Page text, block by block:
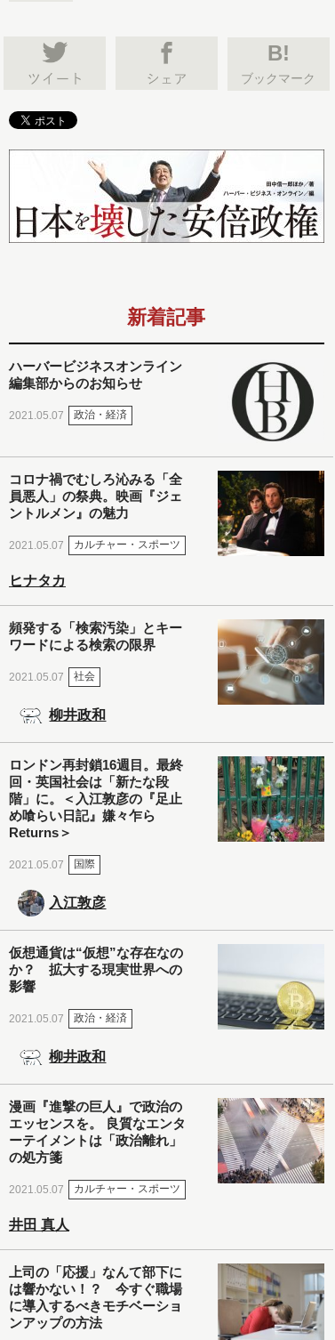
B!
ブックマーク
新着記事
ハーバービジネスオンライン
編集部からのお知らせ
2021.05.07 政治・経済
コロナ禍でむしろ沁みる「全
員悪人」の祭典。映画『ジェ
ントルメン』の魅力
2021.05.07 カルチャー・スポーツ
ヒナタカ
頻発する「検索汚染」とキー
ワードによる検索の限界
2021.05.07 社会
柳井政和
ロンドン再封鎖16週目。最終
回・英国社会は「新たな段
階」に。＜入江敦彦の『足止
め喰らい日記』嫌々乍ら
Returns＞
2021.05.07 国際
入江敦彦
仮想通貨は“仮想”な存在なの
か？ 拡大する現実世界への
影響
2021.05.07 政治・経済
柳井政和
漫画『進撃の巨人』で政治の
エッセンスを。 良質なエンタ
ーテイメントは「政治離れ」
の処方箋
2021.05.07 カルチャー・スポーツ
井田 真人
上司の「応援」なんて部下に
は響かない！？ 今すぐ職場
に導入するべきモチベーショ
ンアップの方法